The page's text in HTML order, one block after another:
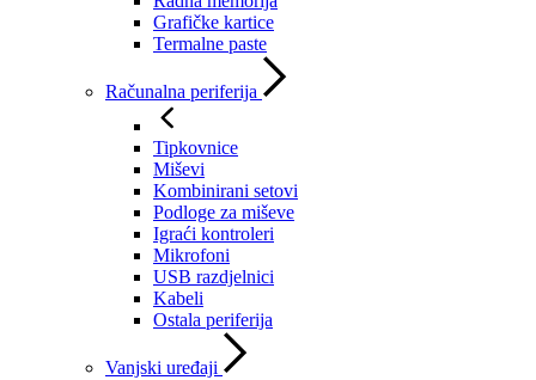
Grafičke kartice
Termalne paste
Računalna periferija
Tipkovnice
Miševi
Kombinirani setovi
Podloge za miševe
Igraći kontroleri
Mikrofoni
USB razdjelnici
Kabeli
Ostala periferija
Vanjski uređaji